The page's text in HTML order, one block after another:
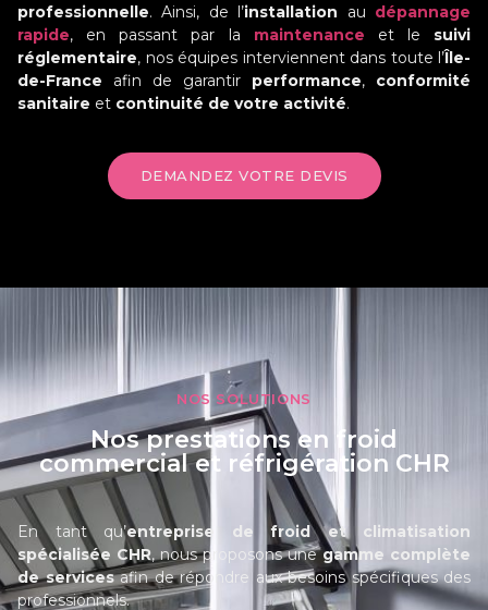
professionnelle. Ainsi, de l’installation au dépannage
rapide, en passant par la maintenance et le suivi
réglementaire, nos équipes interviennent dans toute l’Île-
de-France afin de garantir performance, conformité
sanitaire et continuité de votre activité.
DEMANDEZ VOTRE DEVIS
NOS SOLUTIONS
Nos prestations en froid
commercial et réfrigération CHR
En tant qu’entreprise de froid et climatisation
spécialisée CHR, nous proposons unegamme complète
de servicesafin de répondre aux besoins spécifiques des
professionnels.